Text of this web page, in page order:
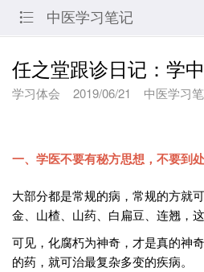
 中医学习笔记
任之堂跟诊日记：学
学习体会 2019/06/21 中医学习
一、学医不要有秘方思想，不要到
大部分都是常规的病，常规的方就
金、山楂、山药、白扁豆、连翘，
可见，化腐朽为神奇，才是真的神
的药，就可治最复杂多变的疾病。